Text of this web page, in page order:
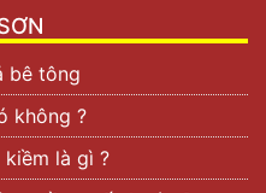
bê tông
không ?
là gì ?